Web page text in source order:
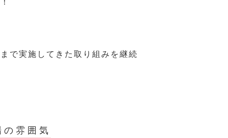
で実施してきた取り組みを継続
の雰囲気